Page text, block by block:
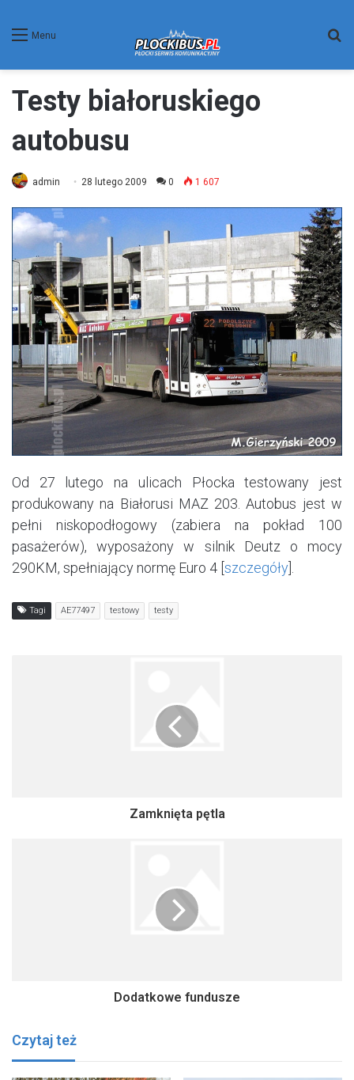
Menu
Testy białoruskiego
autobusu
admin 28 lutego 2009 0 1 607
Od 27 lutego na ulicach Płocka testowany jest
produkowany na Białorusi MAZ 203. Autobus jest w
pełni niskopodłogowy (zabiera na pokład 100
pasażerów), wyposażony w silnik Deutz o mocy
290KM, spełniający normę Euro 4 [szczegóły].
Tagi AE77497 testowy testy
Zamknięta pętla
Dodatkowe fundusze
Czytaj też